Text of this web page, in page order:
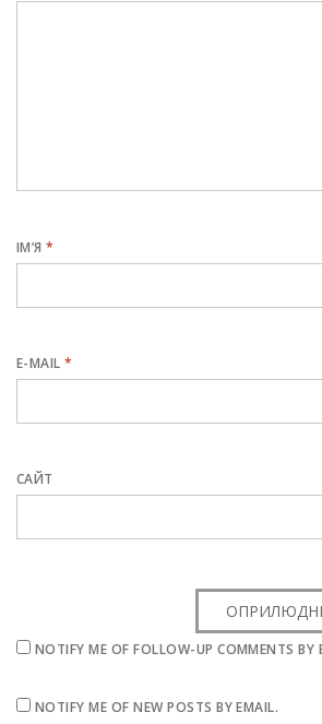
ІМ’Я*
E-MAIL*
САЙТ
NOTIFY ME OF FOLLOW-UP COMMENTS BY
NOTIFY ME OF NEW POSTS BY EMAIL.